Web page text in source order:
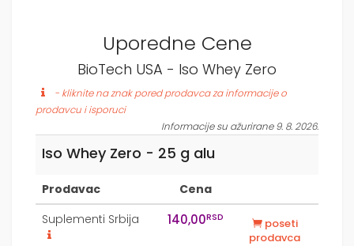
Uporedne Cene
BioTech USA - Iso Whey Zero
- kliknite na znak pored prodavca za informacije o
prodavcu i isporuci
Informacije su ažurirane 9. 8. 2026.
Iso Whey Zero - 25 g alu
Prodavac
Cena
Suplementi Srbija
140,00RSD
poseti
prodavca